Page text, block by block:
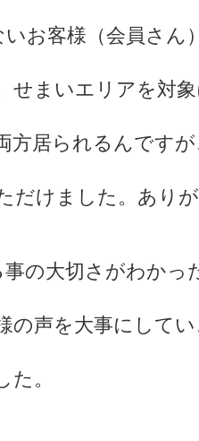
お客様（会員さん
せまいエリアを対
方居られるんです
だけました。あり
の大切さがわかっ
の声を大事にして
。